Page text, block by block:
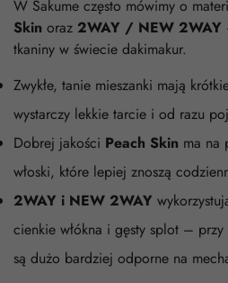
W Sakume często mówimy o
Skin oraz 2WAY / NEW 2WAY
tkaniny w świecie dakimakur.
Zwykłe, tanie mieszanki mają
wystarczy lekkie tarcie i od razu
Dobrej jakości Peach Skin ma na
włoski, które lepiej znoszą
2WAY i NEW 2WAY
cienkie włókna i gęsty splot –
są dużo bardziej odporne na